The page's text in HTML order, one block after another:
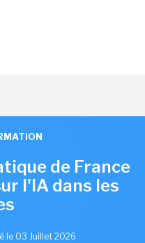
de France
l'IA dans les
le 03 Juillet 2026